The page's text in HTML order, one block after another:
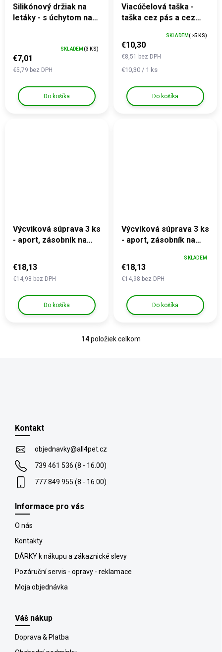
Silikónový držiak na
letáky - s úchytom na
€5,79 bez DPH
€7,01
SKLADEM (3 KS)
Do košíka
Viacúčelová taška -
taška cez pás a cez
€8,51 bez DPH
€10,30
Jednotková cena:
€10,30 / 1 ks
SKLADEM(>5 KS)
Do košíka
Výcviková súprava 3 ks
- aport, zásobník na
€14,98 bez DPH
€18,13
Do košíka
Výcviková súprava 3 ks
- aport, zásobník na
€14,98 bez DPH
€18,13
SKLADEM
Do košíka
O
14položiek celkom
Kontakt
objednavky@all4pet.cz
739 461 536 (8 - 16.00)
777 849 955 (8 - 16.00)
Informace pro vás
O nás
Kontakty
DÁRKY k nákupu a zákaznické slevy
Pozáruční servis - opravy - reklamace
Moja objednávka
Váš nákup
Doprava & Platba